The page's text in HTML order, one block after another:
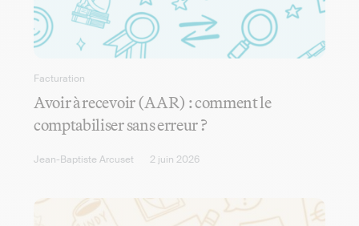
Facturation
Avoir à recevoir (AAR) : comment le
comptabiliser sans erreur ?
Jean-Baptiste Arcuset 2 juin 2026